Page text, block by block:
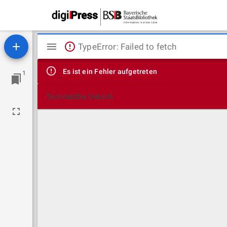
1
Mirador
Viewer
TypeError: Failed to fetch
Es ist ein Fehler aufgetreten
Technische Details